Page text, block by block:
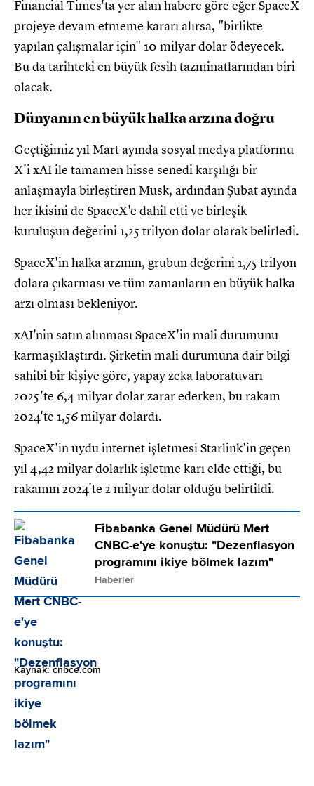
Financial Times'ta yer alan habere göre eğer SpaceX
projeye devam etmeme kararı alırsa, "birlikte
yapılan çalışmalar için" 10 milyar dolar ödeyecek.
Bu da tarihteki en büyük fesih tazminatlarından biri
olacak.
Dünyanın en büyük halka arzına doğru
Geçtiğimiz yıl Mart ayında sosyal medya platformu
X'i xAI ile tamamen hisse senedi karşılığı bir
anlaşmayla birleştiren Musk, ardından Şubat ayında
her ikisini de SpaceX'e dahil etti ve birleşik
kuruluşun değerini 1,25 trilyon dolar olarak belirledi.
SpaceX'in halka arzının, grubun değerini 1,75 trilyon
dolara çıkarması ve tüm zamanların en büyük halka
arzı olması bekleniyor.
xAI'nin satın alınması SpaceX'in mali durumunu
karmaşıklaştırdı. Şirketin mali durumuna dair bilgi
sahibi bir kişiye göre, yapay zeka laboratuvarı
2025'te 6,4 milyar dolar zarar ederken, bu rakam
2024'te 1,56 milyar dolardı.
SpaceX'in uydu internet işletmesi Starlink'in geçen
yıl 4,42 milyar dolarlık işletme karı elde ettiği, bu
rakamın 2024'te 2 milyar dolar olduğu belirtildi.
Fibabanka Genel Müdürü Mert
CNBC-e'ye konuştu: "Dezenflasyon
programını ikiye bölmek lazım"
Haberler
Kaynak: cnbce.com